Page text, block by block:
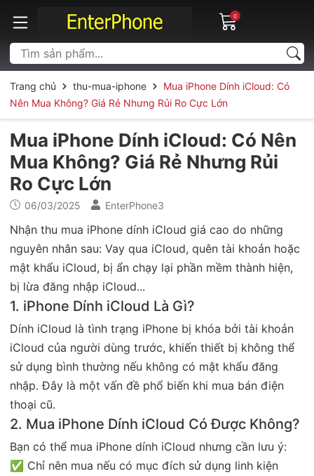
0
Trang chủ thu-mua-iphone
Mua iPhone Dính iCloud: Có
Nên Mua Không? Giá Rẻ Nhưng Rủi Ro Cực Lớn
Mua iPhone Dính iCloud: Có Nên
Mua Không? Giá Rẻ Nhưng Rủi
Ro Cực Lớn
06/03/2025 EnterPhone3
Nhận thu mua iPhone dính iCloud giá cao do những
nguyên nhân sau: Vay qua iCloud, quên tài khoản hoặc
mật khẩu iCloud, bị ẩn chạy lại phần mềm thành hiện,
bị lừa đăng nhập iCloud...
1. iPhone Dính iCloud Là Gì?
Dính iCloud là tình trạng iPhone bị khóa bởi tài khoản
iCloud của người dùng trước, khiến thiết bị không thể
sử dụng bình thường nếu không có mật khẩu đăng
nhập. Đây là một vấn đề phổ biến khi mua bán điện
thoại cũ.
2. Mua iPhone Dính iCloud Có Được Không?
Bạn có thể mua iPhone dính iCloud nhưng cần lưu ý:
✅ Chỉ nên mua nếu có mục đích sử dụng linh kiện